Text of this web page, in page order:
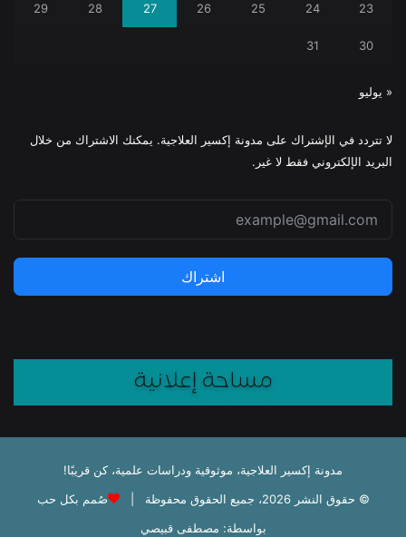
23
24
25
26
27
28
29
30
31
« يوليو
لا تتردد في الإشتراك على مدونة إكسير العلاجية. يمكنك الاشتراك من خلال
البريد الإلكتروني فقط لا غير.
اشتراك
مدونة إكسير العلاجية، موثوقية ودراسات علمية، كن قريبًا!
© حقوق النشر 2026، جميع الحقوق محفوظة |
صُمم بكل حب
بواسطة: مصطفى قبيصي